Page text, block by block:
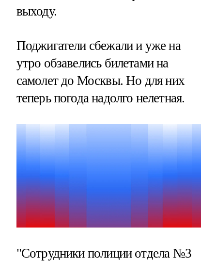
выходу.
Поджигатели сбежали и уже на
утро обзавелись билетами на
самолет до Москвы. Но для них
теперь погода надолго нелетная.
"Сотрудники полиции отдела №3